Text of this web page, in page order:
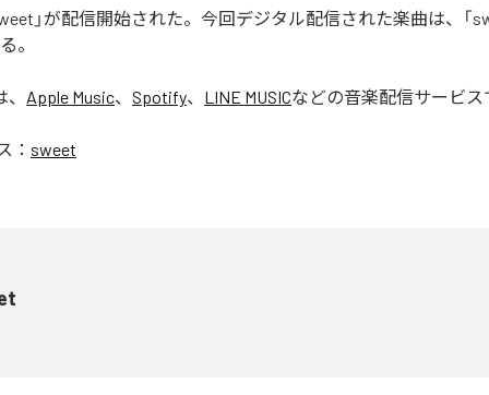
」が配信開始された。今回デジタル配信された楽曲は、「
。
、 Apple Music、 Spotify、 LINE MUSICなどの音楽配信サービス
： sweet